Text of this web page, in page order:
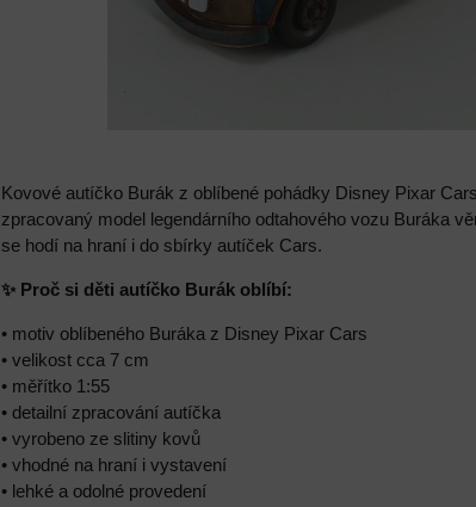
Kovové autíčko Burák z oblíbené pohádky Disney Pixar
zpracovaný model legendárního odtahového vozu Buráka
se hodí na hraní i do sbírky autíček Cars.
✨ Proč si děti autíčko Burák oblíbí:
• motiv oblíbeného Buráka z Disney Pixar Cars
• velikost cca 7 cm
• měřítko 1:55
• detailní zpracování autíčka
• vyrobeno ze slitiny kovů
• vhodné na hraní i vystavení
• lehké a odolné provedení